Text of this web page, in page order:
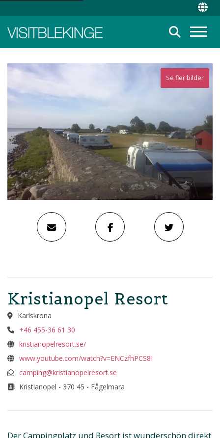
Suche
Se fler bilder
Kristianopel Resort
Karlskrona
+46 455-36 61 30
kristianopelresort.se/
www.youtube.com/watch?v=ENCzfhPCS8I
camping@kristianopelresort.se
Kristianopel - 370 45 - Fågelmara
Der Campingplatz und Resort ist wunderschön direkt